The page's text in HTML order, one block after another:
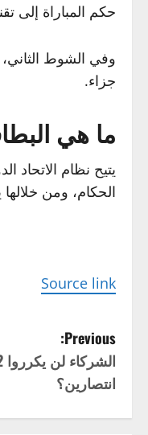
حكم المباراة إلى
وفي الشوط
جزاء.
ما هي
الحكام، ومن
Source link
P
o
s
Previous:
انتصارين؟